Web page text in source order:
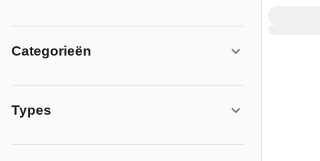
Categorieën
Types